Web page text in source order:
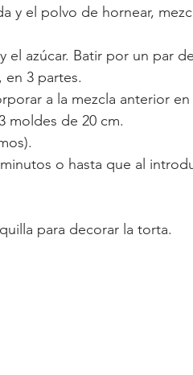
y el polvo de hornear,
el azúcar. Batir por un par
en 3 partes.
a la mezcla anterior
moldes de 20 cm.
o hasta que al
para decorar la torta.